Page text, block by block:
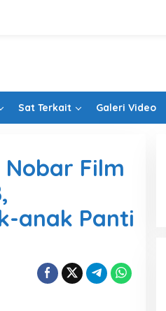
Sat Terkait Galeri Video
Nobar Film
anak Panti